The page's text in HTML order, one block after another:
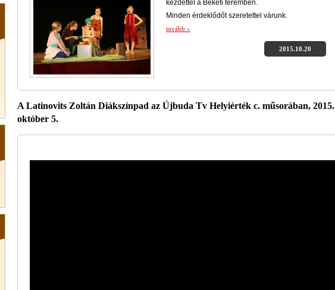
kezdettel a Békefi teremben.
Minden érdeklődőt szeretettel várunk.
tovább »
2015.10.20
A Latinovits Zoltán Diákszínpad az Újbuda Tv Helyiérték c. műsorában, 2015.
október 5.